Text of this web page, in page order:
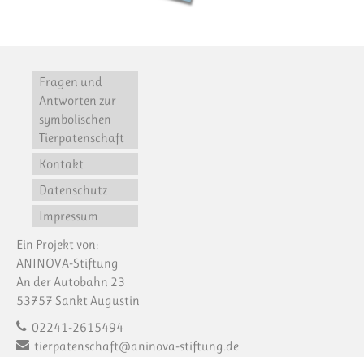
Fragen und
Antworten zur
symbolischen
Tierpatenschaft
Kontakt
Datenschutz
Impressum
Ein Projekt von:
ANINOVA-Stiftung
An der Autobahn 23
53757 Sankt Augustin
02241-2615494
tierpatenschaft@aninova-stiftung.de